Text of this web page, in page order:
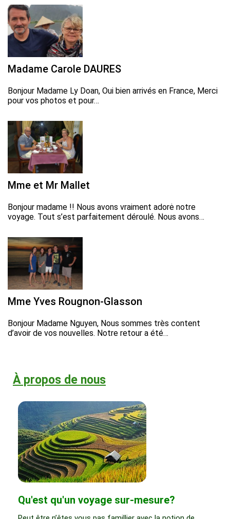
Madame Carole DAURES
Bonjour Madame Ly Doan, Oui bien arrivés en France, Merci
pour vos photos et pour…
Mme et Mr Mallet
Bonjour madame !! Nous avons vraiment adorė notre
voyage. Tout s’est parfaitement déroulé. Nous avons…
Mme Yves Rougnon-Glasson
Bonjour Madame Nguyen, Nous sommes très content
d’avoir de vos nouvelles. Notre retour a été…
À propos de nous
Qu'est qu'un voyage sur-mesure?